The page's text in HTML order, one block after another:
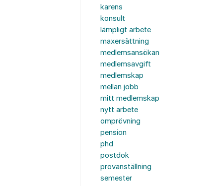
karens
konsult
lämpligt arbete
maxersättning
medlemsansökan
medlemsavgift
medlemskap
mellan jobb
mitt medlemskap
nytt arbete
omprövning
pension
phd
postdok
provanställning
semester